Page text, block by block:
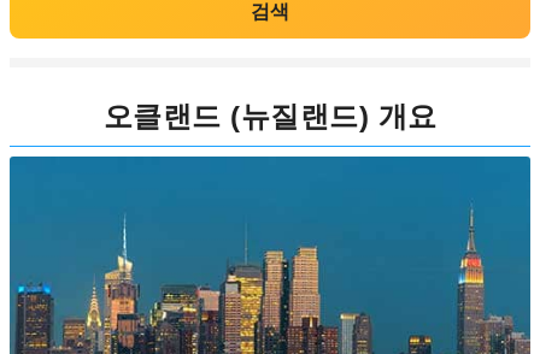
검색
오클랜드 (뉴질랜드) 개요